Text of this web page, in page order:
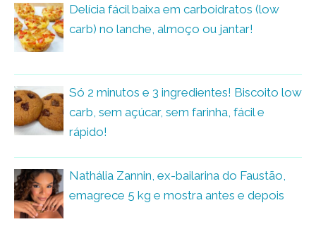
Delícia fácil baixa em carboidratos (low
carb) no lanche, almoço ou jantar!
Só 2 minutos e 3 ingredientes! Biscoito low
carb, sem açúcar, sem farinha, fácil e
rápido!
Nathália Zannin, ex-bailarina do Faustão,
emagrece 5 kg e mostra antes e depois